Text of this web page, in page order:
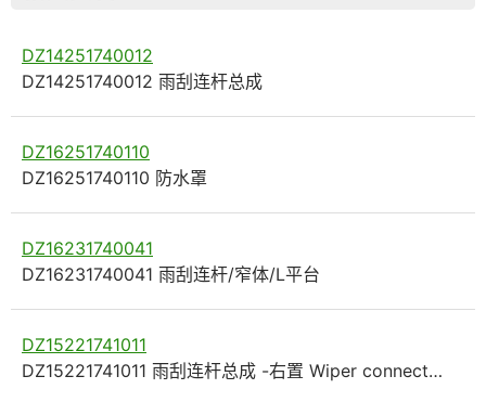
DZ14251740012
DZ14251740012 雨刮连杆总成
DZ16251740110
DZ16251740110 防水罩
DZ16231740041
DZ16231740041 雨刮连杆/窄体/L平台
DZ15221741011
DZ15221741011 雨刮连杆总成 -右置 Wiper connect…